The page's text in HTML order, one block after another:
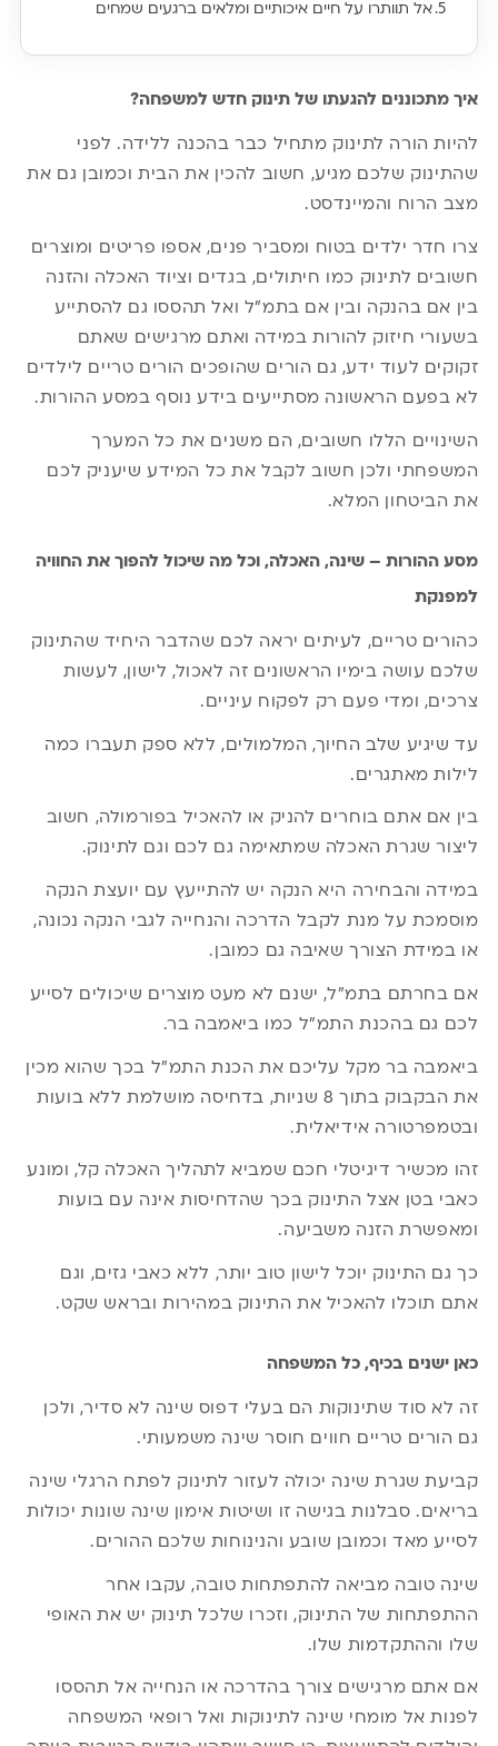
אל תוותרו על חיים איכותיים ומלאים ברגעים שמחים
איך מתכוננים להגעתו של תינוק חדש למשפחה?
להיות הורה לתינוק מתחיל כבר בהכנה ללידה. לפני
שהתינוק שלכם מגיע, חשוב להכין את הבית וכמובן גם את
מצב הרוח והמיינדסט.
צרו חדר ילדים בטוח ומסביר פנים, אספו פריטים ומוצרים
חשובים לתינוק כמו חיתולים, בגדים וציוד האכלה והזנה
בין אם בהנקה ובין אם בתמ”ל ואל תהססו גם להסתייע
בשעורי חיזוק להורות במידה ואתם מרגישים שאתם
זקוקים לעוד ידע, גם הורים שהופכים הורים טריים לילדים
לא בפעם הראשונה מסתייעים בידע נוסף במסע ההורות.
השינויים הללו חשובים, הם משנים את כל המערך
המשפחתי ולכן חשוב לקבל את כל המידע שיעניק לכם
את הביטחון המלא.
מסע ההורות – שינה, האכלה, וכל מה שיכול להפוך את החוויה
למפנקת
כהורים טריים, לעיתים יראה לכם שהדבר היחיד שהתינוק
שלכם עושה בימיו הראשונים זה לאכול, לישון, לעשות
צרכים, ומדי פעם רק לפקוח עיניים.
עד שיגיע שלב החיוך, המלמולים, ללא ספק תעברו כמה
לילות מאתגרים.
בין אם אתם בוחרים להניק או להאכיל בפורמולה, חשוב
ליצור שגרת האכלה שמתאימה גם לכם וגם לתינוק.
במידה והבחירה היא הנקה יש להתייעץ עם יועצת הנקה
מוסמכת על מנת לקבל הדרכה והנחייה לגבי הנקה נכונה,
או במידת הצורך שאיבה גם כמובן.
אם בחרתם בתמ”ל, ישנם לא מעט מוצרים שיכולים לסייע
לכם גם בהכנת התמ”ל כמו ביאמבה בר.
ביאמבה בר מקל עליכם את הכנת התמ”ל בכך שהוא מכין
את הבקבוק בתוך 8 שניות, בדחיסה מושלמת ללא בועות
ובטמפרטורה אידיאלית.
זהו מכשיר דיגיטלי חכם שמביא לתהליך האכלה קל, ומונע
כאבי בטן אצל התינוק בכך שהדחיסות אינה עם בועות
ומאפשרת הזנה משביעה.
כך גם התינוק יוכל לישון טוב יותר, ללא כאבי גזים, וגם
אתם תוכלו להאכיל את התינוק במהירות ובראש שקט.
כאן ישנים בכיף, כל המשפחה
זה לא סוד שתינוקות הם בעלי דפוס שינה לא סדיר, ולכן
גם הורים טריים חווים חוסר שינה משמעותי.
קביעת שגרת שינה יכולה לעזור לתינוק לפתח הרגלי שינה
בריאים. סבלנות בגישה זו ושיטות אימון שינה שונות יכולות
לסייע מאד וכמובן שובע והנינוחות שלכם ההורים.
שינה טובה מביאה להתפתחות טובה, עקבו אחר
ההתפתחות של התינוק, וזכרו שלכל תינוק יש את האופי
שלו וההתקדמות שלו.
אם אתם מרגישים צורך בהדרכה או הנחייה אל תהססו
לפנות אל מומחי שינה לתינוקות ואל רופאי המשפחה